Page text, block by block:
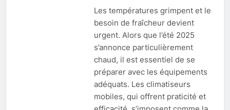
Les températures grimpent et le
besoin de fraîcheur devient
urgent. Alors que l’été 2025
s’annonce particulièrement
chaud, il est essentiel de se
préparer avec les équipements
adéquats. Les climatiseurs
mobiles, qui offrent praticité et